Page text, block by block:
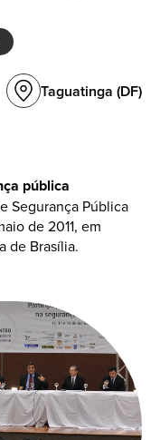
Taguatinga (DF)
pública
Segurança Pública
de 2011, em
de Brasília.